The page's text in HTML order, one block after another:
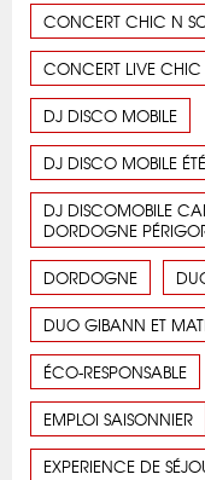
CONCERT CHIC N
CONCERT LIVE CHIC
DJ DISCO MOBILE
DJ DISCO MOBILE
DJ DISCOMOBILE
DORDOGNE
DORDOGNE
DUO GIBANN ET
ÉCO-RESPONSABLE
EMPLOI SAISONNIER
EXPERIENCE DE